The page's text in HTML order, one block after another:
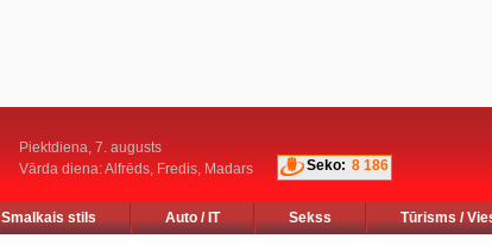
Piektdiena, 7. augusts
Vārda diena: Alfrēds, Fredis, Madars
Seko: 8 186
Smalkais stils Auto / IT Sekss Tūrisms /